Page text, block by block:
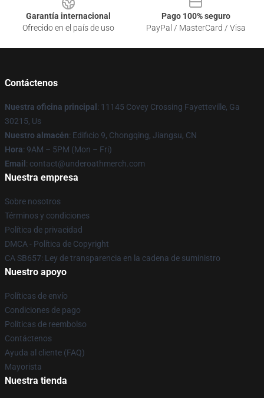
Garantía internacional
Ofrecido en el país de uso
Pago 100% seguro
PayPal / MasterCard / Visa
Contáctenos
Nuestra oficina principal : 11145 Covey Crossing Fayetteville, Ga
30215, Us
Nuestro almacén: Edificio 9, Chongqing, Jiangsu, CN
Hora: 9AM – 5PM (Mon – Fri)
Email : contact@underoathmerch.com
Nuestra empresa
Sobre nosotros
Términos y condiciones
Política de privacidad
DMCA - Política de Copyright
CA SB657: Ley de transparencia en la cadena de suministro
Nuestro apoyo
Políticas de envío
Condiciones de pago
Políticas de reembolso
Contáctenos
Ayuda al cliente (FAQ)
Mayorista
Nuestra tienda